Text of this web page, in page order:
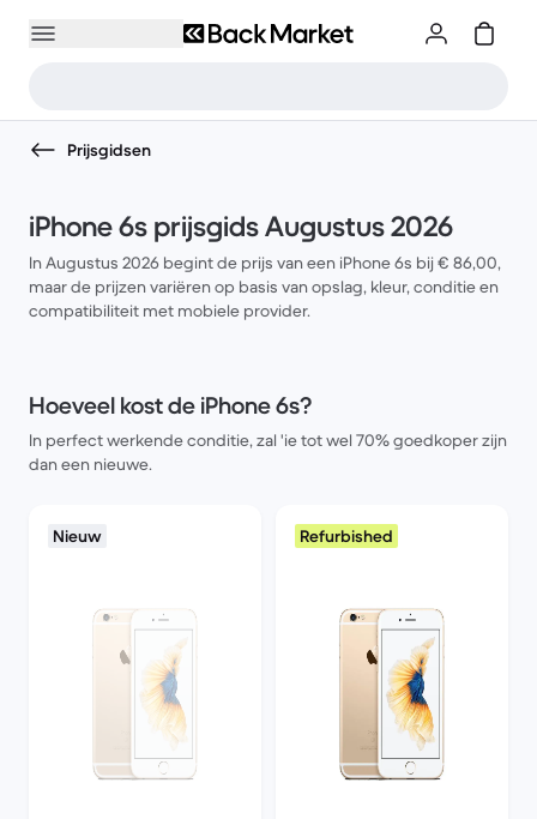
Prijsgidsen
iPhone 6s prijsgids Augustus 2026
In Augustus 2026 begint de prijs van een iPhone 6s bij € 86,00,
maar de prijzen variëren op basis van opslag, kleur, conditie en
compatibiliteit met mobiele provider.
Hoeveel kost de iPhone 6s?
In perfect werkende conditie, zal 'ie tot wel 70% goedkoper zijn
dan een nieuwe.
Nieuw Refurbished